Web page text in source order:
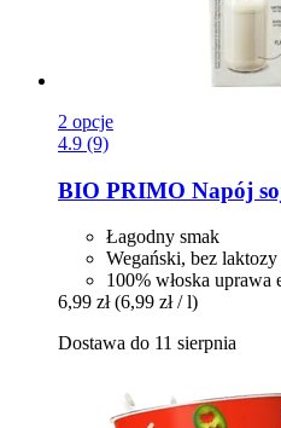
2 opcje
4.9 (9)
BIO PRIMO Napój
Łagodny smak
Wegański, bez
100% włoska uprawa
6,99 zł (6,99 zł / l)
Dostawa do 11 sierpnia